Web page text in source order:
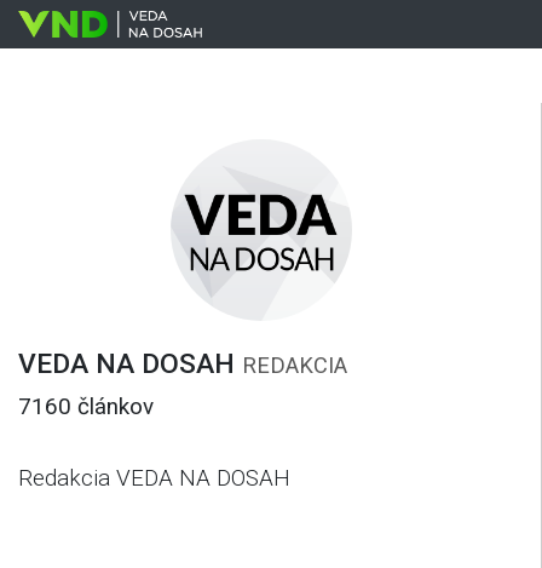
VEDA NA DOSAH REDAKCIA
7160 článkov
Redakcia VEDA NA DOSAH